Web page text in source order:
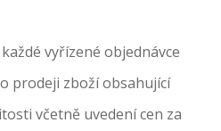
vyřízené objednávce
prodeji zboží obsahující
včetně uvedení cen za